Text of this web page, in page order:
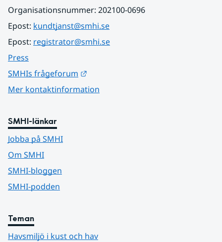
Organisationsnummer: 202100-0696
Epost: kundtjanst@smhi.se
Epost: registrator@smhi.se
Press
SMHIs frågeforum
Mer kontaktinformation
SMHI-länkar
Jobba på SMHI
Om SMHI
SMHI-bloggen
SMHI-podden
Teman
Havsmiljö i kust och hav